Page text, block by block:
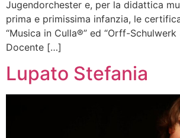
Jugendorchester e, per la didattica
prima e primissima infanzia, le
“Musica in Culla®️” ed “Orff-Schulwerk
Docente […]
Lupato Stefania